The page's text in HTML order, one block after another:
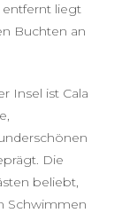
entfernt liegt
Buchten an
Insel ist Cala
Die
beliebt,
Schwimmen